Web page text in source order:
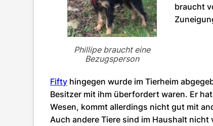
Phillipe braucht eine
Bezugsperson
braucht
Fifty hingegen wurde im Tierheim
Besitzer mit ihm überfordert waren. Er
Wesen, kommt allerdings nicht gut mit
Auch andere Tiere sind im Haushalt nicht